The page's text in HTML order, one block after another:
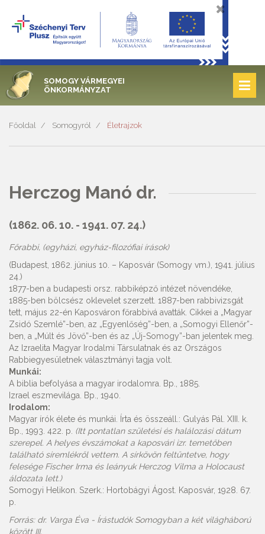
SOMOGY VÁRMEGYEI
ÖNKORMÁNYZAT
Főoldal Somogyról Életrajzok
Herczog Manó dr.
(1862. 06. 10. - 1941. 07. 24.)
Főrabbi, (egyházi, egyház-filozófiai írások)
(Budapest, 1862. június 10. – Kaposvár (Somogy vm.), 1941. július
24.)
1877-ben a budapesti orsz. rabbiképző intézet növendéke,
1885-ben bölcsész oklevelet szerzett. 1887-ben rabbivizsgát
tett, május 22-én Kaposváron főrabbivá avatták. Cikkei a „Magyar
Zsidó Szemlé”-ben, az „Egyenlőség”-ben, a „Somogyi Ellenőr”-
ben, a „Múlt és Jövő”-ben és az „Új-Somogy”-ban jelentek meg.
Az Izraelita Magyar Irodalmi Társulatnak és az Országos
Rabbiegyesületnek választmányi tagja volt.
Munkái:
A biblia befolyása a magyar irodalomra. Bp., 1885.
Izrael eszmevilága. Bp., 1940.
Irodalom:
Magyar írók élete és munkái. Írta és összeáll.: Gulyás Pál. XIII. k.
Bp., 1993. 422. p. (Itt pontatlan születési és halálozási dátum
szerepel. A helyes évszámokat a kaposvári izr. temetőben
található síremlékről vettem. A sírkövön feltűntetve, hogy
felesége Fischer Irma és leányuk Herczog Vilma a Holocaust
áldozata lett.)
Somogyi Helikon. Szerk.: Hortobágyi Ágost. Kaposvár, 1928. 67.
p.
Forrás: dr. Varga Éva - Írástudók Somogyban a két világháború
között III.